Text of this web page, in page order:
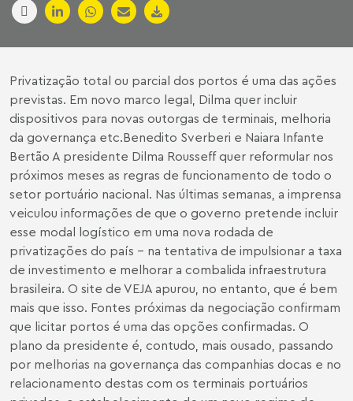
Privatização total ou parcial dos portos é uma das ações
previstas. Em novo marco legal, Dilma quer incluir
dispositivos para novas outorgas de terminais, melhoria
da governança etc.Benedito Sverberi e Naiara Infante
Bertão A presidente Dilma Rousseff quer reformular nos
próximos meses as regras de funcionamento de todo o
setor portuário nacional. Nas últimas semanas, a imprensa
veiculou informações de que o governo pretende incluir
esse modal logístico em uma nova rodada de
privatizações do país – na tentativa de impulsionar a taxa
de investimento e melhorar a combalida infraestrutura
brasileira. O site de VEJA apurou, no entanto, que é bem
mais que isso. Fontes próximas da negociação confirmam
que licitar portos é uma das opções confirmadas. O
plano da presidente é, contudo, mais ousado, passando
por melhorias na governança das companhias docas e no
relacionamento destas com os terminais portuários